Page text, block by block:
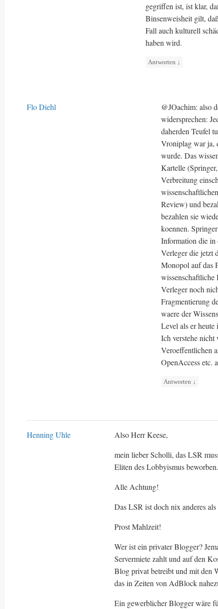
gegriffen ist, ist klar,
Binsenweisheit gilt,
Fall auch kulturell
haben wird.
Antworten ↓
Flo Diehl
@JOachim: also
widersprechen:
daherden Teufel
Vroniplag war ja,
wurde. Das
Kartelle
Verbreitung
Review) und
bezahlen sie
koennen.
Information die in
Verleger die jetzt
Monopol auf das
Verleger noch
Fragmentierung
waere der
Level als er heute
Ich verstehe
Veroeffentlichen
OpenAccess etc.
Antworten ↓
Henning Uhle
Also Herr Keese,
mein lieber Scholli, das LSR
Eliten des Lobbyismus beworben.
Alle Achtung!
Das LSR ist doch nix anderes
Prost Mahlzeit!
Wer ist ein privater Blogger?
Servermiete zahlt und auf den
Blog privat betreibt und mit den
das in Zeiten von AdBlock
Ein gewerblicher Blogger wäre